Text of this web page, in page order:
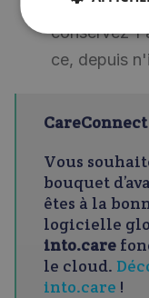
mettre en
conservez
ce, depuis
Vous
bouquet
êtes à la
logicielle
into.care
le cloud.
into.care !